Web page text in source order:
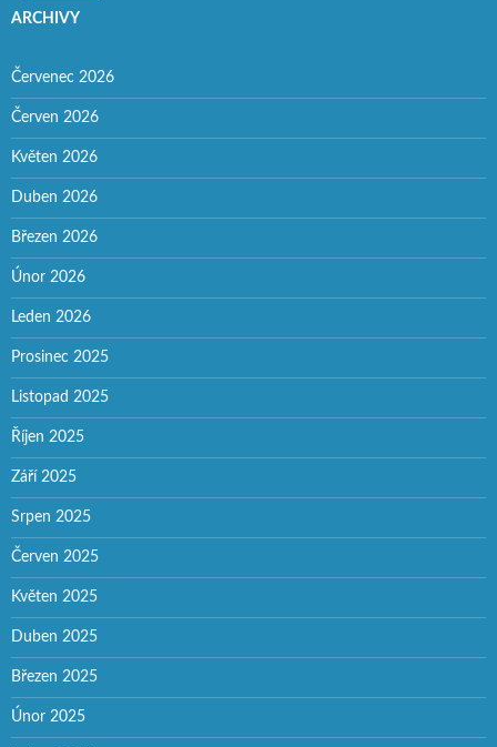
ARCHIVY
Červenec 2026
Červen 2026
Květen 2026
Duben 2026
Březen 2026
Únor 2026
Leden 2026
Prosinec 2025
Listopad 2025
Říjen 2025
Září 2025
Srpen 2025
Červen 2025
Květen 2025
Duben 2025
Březen 2025
Únor 2025